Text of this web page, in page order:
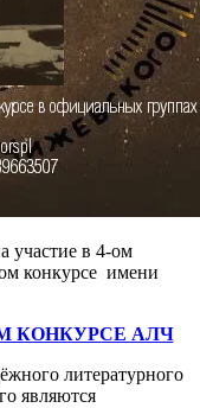
участие в 4-ом
конкурсе имени
КОНКУРСЕ АЛЧ
литературного
являются